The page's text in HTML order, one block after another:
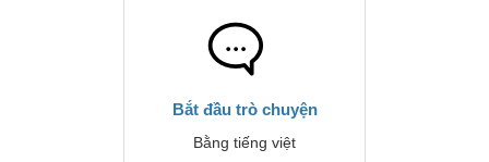
Bắt đầu trò chuyện
Bằng tiếng việt